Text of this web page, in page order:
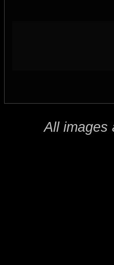
All images